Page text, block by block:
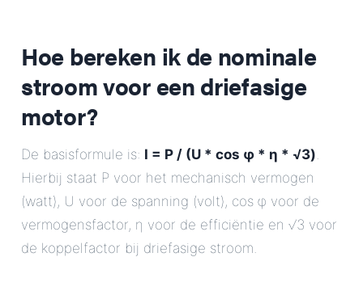
Hoe bereken ik de nominale
stroom voor een driefasige
motor?
De basisformule is: I = P / (U * cos φ * η * √3).
Hierbij staat P voor het mechanisch vermogen
(watt), U voor de spanning (volt), cos φ voor de
vermogensfactor, η voor de efficiëntie en √3 voor
de koppelfactor bij driefasige stroom.